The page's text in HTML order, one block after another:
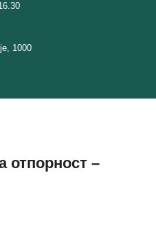
1000
отпорност –